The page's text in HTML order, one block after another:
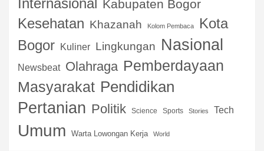
Internasional Kabupaten Bogor
Kesehatan Khazanah Kolom Pembaca
Kota
Bogor
Kuliner Lingkungan Nasional
Newsbeat Olahraga Pemberdayaan
Masyarakat Pendidikan
Pertanian Politik Science Sports Stories Tech
Umum Warta Lowongan Kerja World